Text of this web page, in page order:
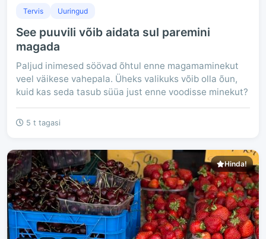
Tervis Uuringud
See puuvili võib aidata sul paremini
magada
Paljud inimesed söövad õhtul enne magamaminekut
veel väikese vahepala. Üheks valikuks võib olla õun,
kuid kas seda tasub süüa just enne voodisse minekut?
5 t tagasi
Hinda!